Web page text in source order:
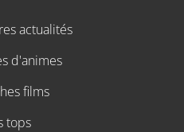
actualités
d'animes
films
tops